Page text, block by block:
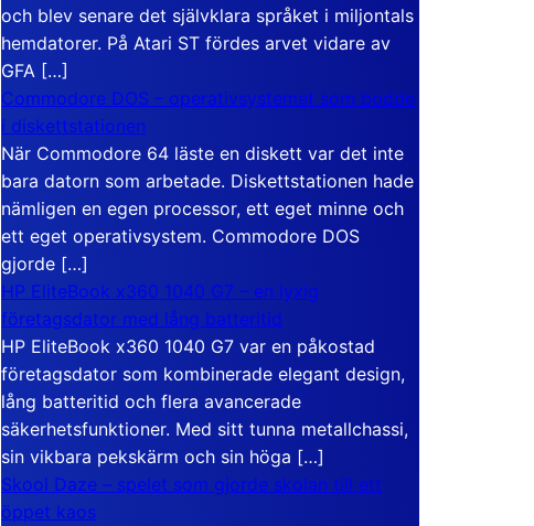
och blev senare det självklara språket i miljontals
hemdatorer. På Atari ST fördes arvet vidare av
GFA […]
Commodore DOS – operativsystemet som bodde
i diskettstationen
När Commodore 64 läste en diskett var det inte
bara datorn som arbetade. Diskettstationen hade
nämligen en egen processor, ett eget minne och
ett eget operativsystem. Commodore DOS
gjorde […]
HP EliteBook x360 1040 G7 – en lyxig
företagsdator med lång batteritid
HP EliteBook x360 1040 G7 var en påkostad
företagsdator som kombinerade elegant design,
lång batteritid och flera avancerade
säkerhetsfunktioner. Med sitt tunna metallchassi,
sin vikbara pekskärm och sin höga […]
Skool Daze – spelet som gjorde skolan till ett
öppet kaos